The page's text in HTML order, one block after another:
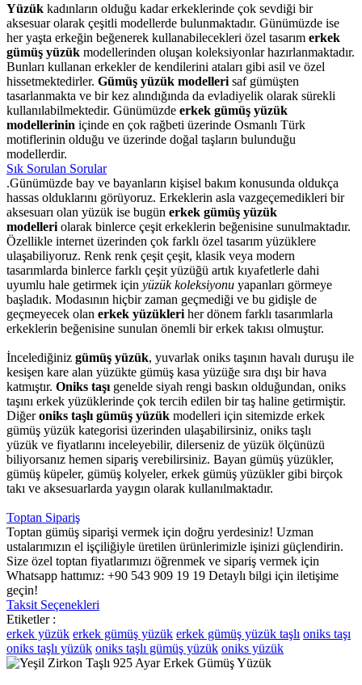
Yüzük kadınların olduğu kadar erkeklerinde çok sevdiği bir
aksesuar olarak çeşitli modellerde bulunmaktadır. Günümüzde ise
her yaşta erkeğin beğenerek kullanabilecekleri özel tasarım erkek
gümüş yüzük modellerinden oluşan koleksiyonlar hazırlanmaktadır.
Bunları kullanan erkekler de kendilerini ataları gibi asil ve özel
hissetmektedirler. Gümüş yüzük modelleri saf gümüşten
tasarlanmakta ve bir kez alındığında da evladiyelik olarak sürekli
kullanılabilmektedir. Günümüzde erkek gümüş yüzük
modellerinin içinde en çok rağbeti üzerinde Osmanlı Türk
motiflerinin olduğu ve üzerinde doğal taşların bulunduğu
modellerdir.
Sık Sorulan Sorular
.Günümüzde bay ve bayanların kişisel bakım konusunda oldukça
hassas olduklarını görüyoruz. Erkeklerin asla vazgeçemedikleri bir
aksesuarı olan yüzük ise bugün erkek gümüş yüzük
modelleri olarak binlerce çeşit erkeklerin beğenisine sunulmaktadır.
Özellikle internet üzerinden çok farklı özel tasarım yüzüklere
ulaşabiliyoruz. Renk renk çeşit çeşit, klasik veya modern
tasarımlarda binlerce farklı çeşit yüzüğü artık kıyafetlerle dahi
uyumlu hale getirmek için yüzük koleksiyonu yapanları görmeye
başladık. Modasının hiçbir zaman geçmediği ve bu gidişle de
geçmeyecek olan erkek yüzükleri her dönem farklı tasarımlarla
erkeklerin beğenisine sunulan önemli bir erkek takısı olmuştur.
İncelediğiniz gümüş yüzük, yuvarlak oniks taşının havalı duruşu ile
kesişen kare alan yüzükte gümüş kasa yüzüğe sıra dışı bir hava
katmıştır. Oniks taşı genelde siyah rengi baskın olduğundan, oniks
taşını erkek yüzüklerinde çok tercih edilen bir taş haline getirmiştir.
Diğeroniks taşlı gümüş yüzük modelleri için sitemizde erkek
gümüş yüzük kategorisi üzerinden ulaşabilirsiniz, oniks taşlı
yüzük ve fiyatlarını inceleyebilir, dilerseniz de yüzük ölçünüzü
biliyorsanız hemen sipariş verebilirsiniz. Bayan gümüş yüzükler,
gümüş küpeler, gümüş kolyeler, erkek gümüş yüzükler gibi birçok
takı ve aksesuarlarda yaygın olarak kullanılmaktadır.
Toptan Sipariş
Toptan gümüş siparişi vermek için doğru yerdesiniz! Uzman
ustalarımızın el işçiliğiyle üretilen ürünlerimizle işinizi güçlendirin.
Size özel toptan fiyatlarımızı öğrenmek ve sipariş vermek için
Whatsapp hattımız: +90 543 909 19 19 Detaylı bilgi için iletişime
geçin!
Taksit Seçenekleri
Etiketler :
erkek yüzük erkek gümüş yüzük erkek gümüş yüzük taşlı oniks taşı
oniks taşlı yüzük oniks taşlı gümüş yüzük oniks yüzük